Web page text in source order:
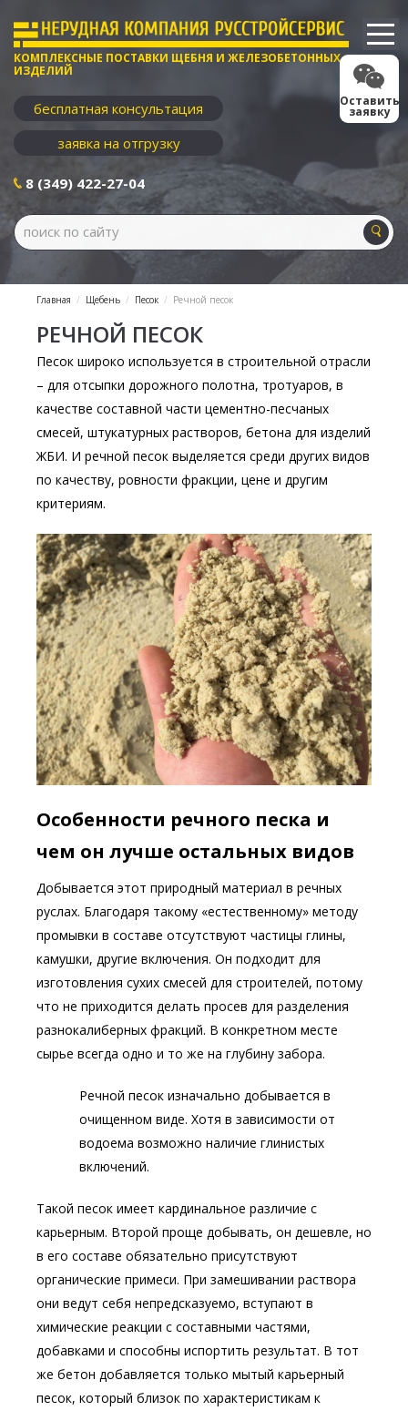
Оставить
заявку
КОМПЛЕКСНЫЕ ПОСТАВКИ ЩЕБНЯ И ЖЕЛЕЗОБЕТОННЫХ
ИЗДЕЛИЙ
бесплатная консультация
заявка на отгрузку
8 (349) 422-27-04
Главная Щебень Песок Речной песок
РЕЧНОЙ ПЕСОК
Песок широко используется в строительной отрасли
– для отсыпки дорожного полотна, тротуаров, в
качестве составной части цементно-песчаных
смесей, штукатурных растворов, бетона для изделий
ЖБИ. И речной песок выделяется среди других видов
по качеству, ровности фракции, цене и другим
критериям.
Особенности речного песка и
чем он лучше остальных видов
Добывается этот природный материал в речных
руслах. Благодаря такому «естественному» методу
промывки в составе отсутствуют частицы глины,
камушки, другие включения. Он подходит для
изготовления сухих смесей для строителей, потому
что не приходится делать просев для разделения
разнокалиберных фракций. В конкретном месте
сырье всегда одно и то же на глубину забора.
Речной песок изначально добывается в
очищенном виде. Хотя в зависимости от
водоема возможно наличие глинистых
включений.
Такой песок имеет кардинальное различие с
карьерным. Второй проще добывать, он дешевле, но
в его составе обязательно присутствуют
органические примеси. При замешивании раствора
они ведут себя непредсказуемо, вступают в
химические реакции с составными частями,
добавками и способны испортить результат. В тот
же бетон добавляется только мытый карьерный
песок, который близок по характеристикам к